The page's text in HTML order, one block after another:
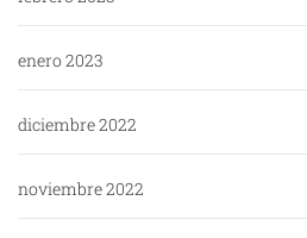
enero 2023
diciembre 2022
noviembre 2022